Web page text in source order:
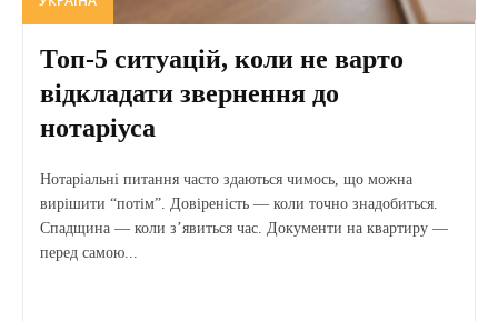
Топ-5 ситуацій, коли не варто
відкладати звернення до
нотаріуса
Нотаріальні питання часто здаються чимось, що можна
вирішити “потім”. Довіреність — коли точно знадобиться.
Спадщина — коли з’явиться час. Документи на квартиру —
перед самою...